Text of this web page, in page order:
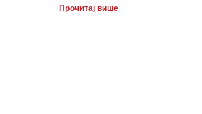
Прочитај више